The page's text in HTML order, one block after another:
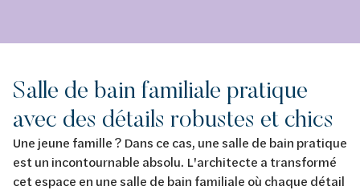
Salle de bain familiale pratique
avec des détails robustes et chics
Une jeune famille ? Dans ce cas, une salle de bain pratique
est un incontournable absolu. L'architecte a transformé
cet espace en une salle de bain familiale où chaque détail